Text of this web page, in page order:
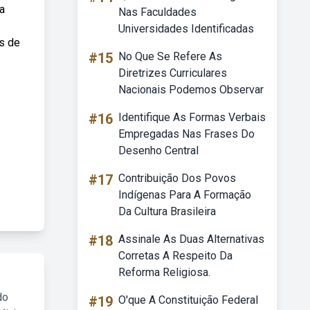
de
Nas Faculdades
Universidades Identificadas
#15 No Que Se Refere As
Diretrizes Curriculares
Nacionais Podemos Observar
#16 Identifique As Formas Verbais
Empregadas Nas Frases Do
Desenho Central
#17 Contribuição Dos Povos
Indígenas Para A Formação
Da Cultura Brasileira
#18 Assinale As Duas Alternativas
Corretas A Respeito Da
Reforma Religiosa.
#19 O'que A Constituição Federal